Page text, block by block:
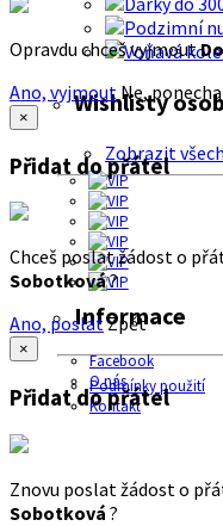
Wishlisty
Zobrazit
Informace
Facebook
O nás
Podmínky použití
Kontakt
Opravdu chceš vyjmout
Ano, vyjmout Ne,
×
Přidat do přátel
Chceš poslat žádost o
Sobotková?
Ano, poslatZpět
×
Přidat do přátel
Znovu poslat žádost o
Sobotková ?